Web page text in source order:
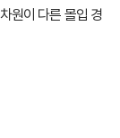
원이 다른 몰입 경